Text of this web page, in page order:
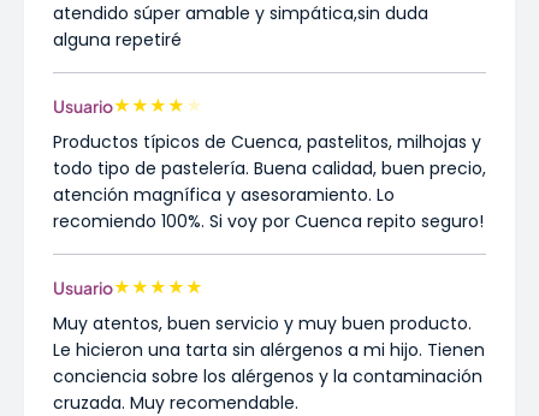
atendido súper amable y simpática,sin duda
alguna repetiré
Usuario★★★★ ★
Productos típicos de Cuenca, pastelitos, milhojas y
todo tipo de pastelería. Buena calidad, buen precio,
atención magnífica y asesoramiento. Lo
recomiendo 100%. Si voy por Cuenca repito seguro!
Usuario★★★★★
Muy atentos, buen servicio y muy buen producto.
Le hicieron una tarta sin alérgenos a mi hijo. Tienen
conciencia sobre los alérgenos y la contaminación
cruzada. Muy recomendable.